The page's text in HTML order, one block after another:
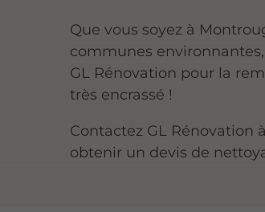
Que vous soyez à
communes
GL Rénovation pour la
très encrassé !
Contactez GL Rénovation
obtenir un devis de